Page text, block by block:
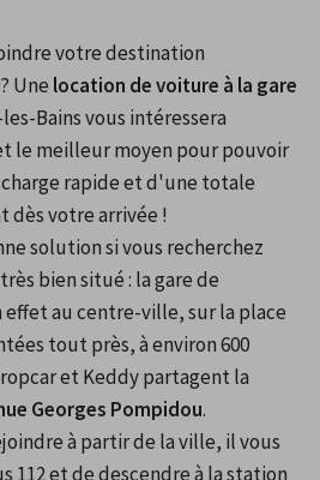
votre destination
Une location de voiture à la gare
Bains vous intéressera
le meilleur moyen pour pouvoir
rapide et d'une totale
votre arrivée !
solution si vous recherchez
bien situé : la gare de
tout près, à environ 600
et Keddy partagent la
Georges Pompidou.
à partir de la ville, il vous
112 et de descendre à la station